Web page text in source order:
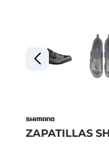
ZAPATILLAS